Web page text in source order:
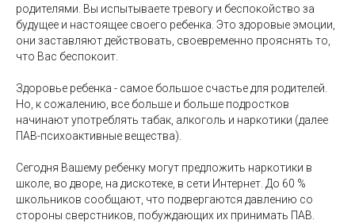
родителями. Вы испытываете тревогу и беспокойство за
будущее и настоящее своего ребенка. Это здоровые эмоции,
они заставляют действовать, своевременно прояснять то,
что Вас беспокоит.
Здоровье ребенка - самое большое счастье для родителей.
Но, к сожалению, все больше и больше подростков
начинают употреблять табак, алкоголь и наркотики (далее
ПАВ-психоактивные вещества).
Сегодня Вашему ребенку могут предложить наркотики в
школе, во дворе, на дискотеке, в сети Интернет. До 60 %
школьников сообщают, что подвергаются давлению со
стороны сверстников, побуждающих их принимать ПАВ.